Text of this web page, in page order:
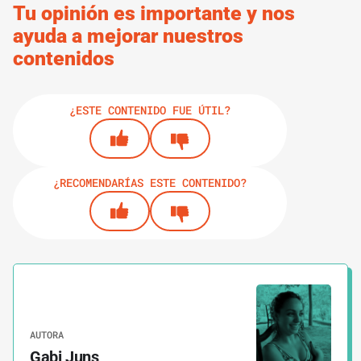
Tu opinión es importante y nos
ayuda a mejorar nuestros
contenidos
¿ESTE CONTENIDO FUE ÚTIL?
¿RECOMENDARÍAS ESTE CONTENIDO?
AUTORA
Gabi Juns